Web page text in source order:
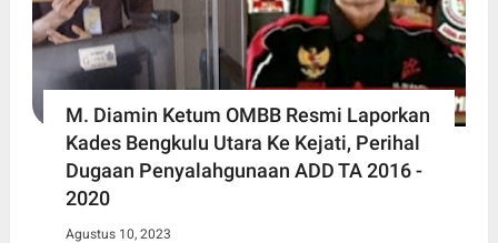
M. Diamin Ketum OMBB Resmi Laporkan
Kades Bengkulu Utara Ke Kejati, Perihal
Dugaan Penyalahgunaan ADD TA 2016 -
2020
Agustus 10, 2023